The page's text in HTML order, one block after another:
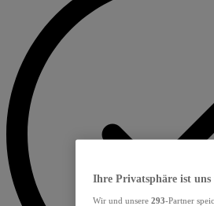
Ihre Privatsphäre ist
Wir und unsere 293-Partner